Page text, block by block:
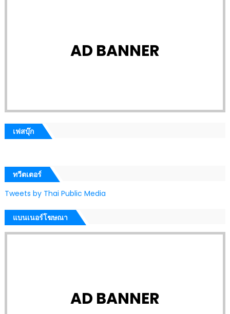
AD BANNER
เฟสบุ๊ก
ทวีตเตอร์
Tweets by Thai Public Media
แบนเนอร์โฆษณา
AD BANNER